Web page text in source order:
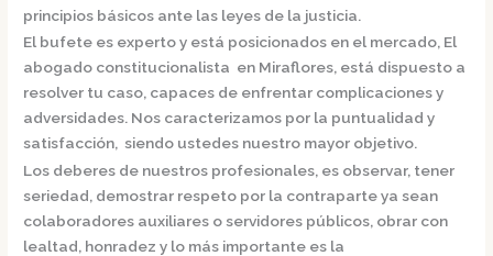
principios básicos ante las leyes de la justicia.
El bufete es experto y está posicionados en el mercado, El
abogado constitucionalista en Miraflores, está dispuesto a
resolver tu caso, capaces de enfrentar complicaciones y
adversidades. Nos caracterizamos por la puntualidad y
satisfacción, siendo ustedes nuestro mayor objetivo.
Los deberes de nuestros profesionales, es observar, tener
seriedad, demostrar respeto por la contraparte ya sean
colaboradores auxiliares o servidores públicos, obrar con
lealtad, honradez y lo más importante es la